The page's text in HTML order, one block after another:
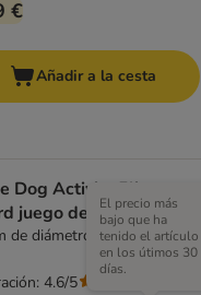
€
Añadir a la cesta
Dog Activity Flip
juego de inteligencia
de diámetro
El precio más
bajo que ha
tenido el artículo
en los útimos 30
días.
4.6/5